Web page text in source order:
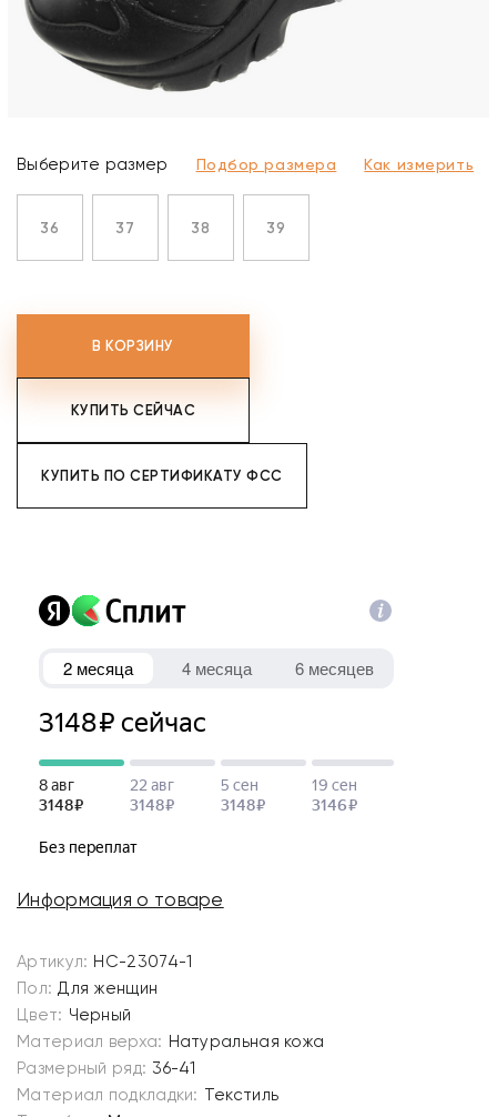
Выберите размер Подбор размера Как измерить
36 37 38 39
В КОРЗИНУ
КУПИТЬ СЕЙЧАС
КУПИТЬ ПО СЕРТИФИКАТУ ФСС
Информация о товаре
Артикул: HC-23074-1
Пол: Для женщин
Цвет: Черный
Материал верха: Натуральная кожа
Размерный ряд: 36-41
Материал подкладки: Текстиль